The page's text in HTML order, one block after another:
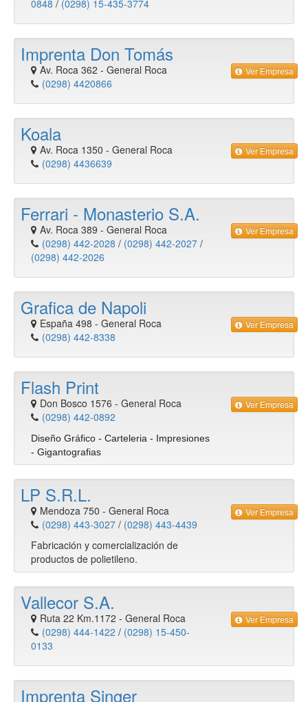
0848 / (0298) 15-435-3774
Imprenta Don Tomás
Av. Roca 362 - General Roca
(0298) 4420866
Ver Empresa
Koala
Av. Roca 1350 - General Roca
(0298) 4436639
Ver Empresa
Ferrari - Monasterio S.A.
Av. Roca 389 - General Roca
(0298) 442-2028 / (0298) 442-2027 /
(0298) 442-2026
Ver Empresa
Grafica de Napoli
España 498 - General Roca
(0298) 442-8338
Ver Empresa
Flash Print
Don Bosco 1576 - General Roca
(0298) 442-0892
Diseño Gráfico - Carteleria - Impresiones
- Gigantografias
Ver Empresa
LP S.R.L.
Mendoza 750 - General Roca
(0298) 443-3027 / (0298) 443-4439
Fabricación y comercialización de
productos de polietileno.
Ver Empresa
Vallecor S.A.
Ruta 22 Km.1172 - General Roca
(0298) 444-1422 / (0298) 15-450-
0133
Ver Empresa
Imprenta Singer